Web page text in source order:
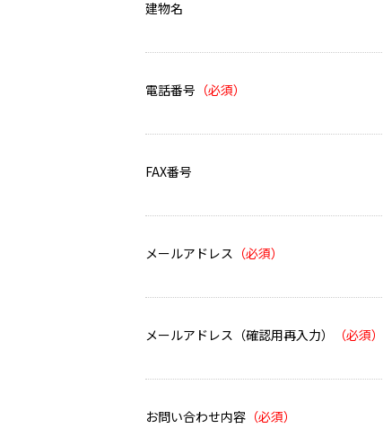
建物名
電話番号
FAX番号
メールアドレス
メールアドレス（確認用再入力）
お問い合わせ内容